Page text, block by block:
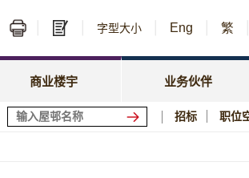
字型大小 Eng 繁
商业楼宇
招标及中标公告
房委会商场
业务伙伴
房委会名册登记
资源库
优质居所招标 职位